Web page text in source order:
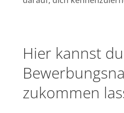
Hier kannst
zukommen